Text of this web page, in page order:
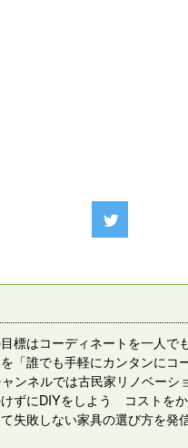
標はコーディネートを一人で
「誰でも手軽にカンタンにコ
ンネルでは古民家リノベーシ
ずにDIYをしよう コストをか
失敗しない家具の選び方を発